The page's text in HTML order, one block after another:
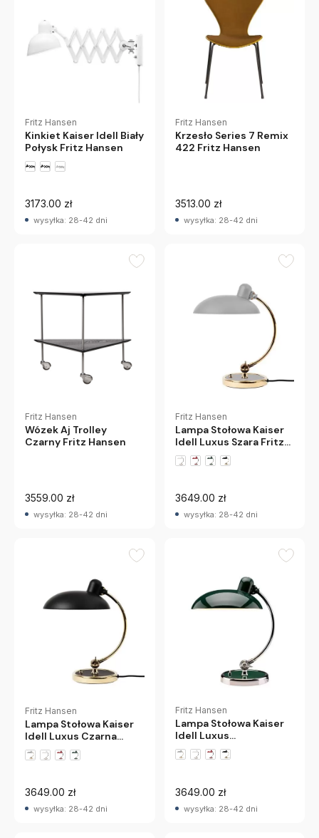
Fritz Hansen
Kinkiet Kaiser Idell Biały
Połysk Fritz Hansen
3173.00 zł
wysyłka: 28-42 dni
Fritz Hansen
Krzesło Series 7 Remix
422 Fritz Hansen
3513.00 zł
wysyłka: 28-42 dni
Fritz Hansen
Wózek Aj Trolley
Czarny Fritz Hansen
3559.00 zł
wysyłka: 28-42 dni
Fritz Hansen
Lampa Stołowa Kaiser
Idell Luxus Szara Fritz
Hansen
3649.00 zł
wysyłka: 28-42 dni
Fritz Hansen
Lampa Stołowa Kaiser
Idell Luxus Czarna
Matowa Mosiądz Fritz
Hansen
3649.00 zł
wysyłka: 28-42 dni
Fritz Hansen
Lampa Stołowa Kaiser
Idell Luxus
Ciemnozielona Fritz
Hansen
3649.00 zł
wysyłka: 28-42 dni